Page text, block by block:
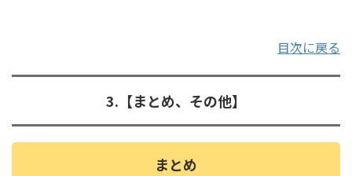
目次に戻る
3.【まとめ、その他】
まとめ